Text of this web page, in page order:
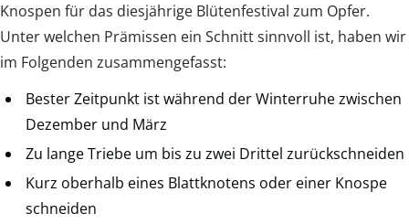
Knospen für das diesjährige Blütenfestival zum Opfer.
Unter welchen Prämissen ein Schnitt sinnvoll ist, haben wir
im Folgenden zusammengefasst:
Bester Zeitpunkt ist während der Winterruhe zwischen
Dezember und März
Zu lange Triebe um bis zu zwei Drittel zurückschneiden
Kurz oberhalb eines Blattknotens oder einer Knospe
schneiden